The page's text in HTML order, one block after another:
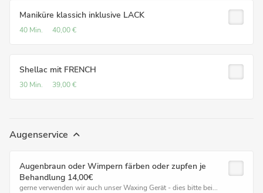
Maniküre klassich inklusive LACK
40 Min. 40,00 €
Shellac mit FRENCH
30 Min. 39,00 €
Augenservice
Augenbraun oder Wimpern färben oder zupfen je
Behandlung 14,00€
gerne verwenden wir auch unser Waxing Gerät - dies bitte bei...